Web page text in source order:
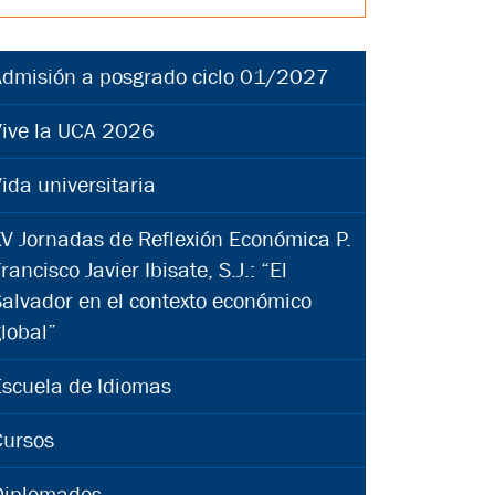
a posgrado ciclo 01/2027
la UCA 2026
universitaria
Jornadas de Reflexión Económica P.
Javier Ibisate, S.J.: “El
en el contexto económico
de Idiomas